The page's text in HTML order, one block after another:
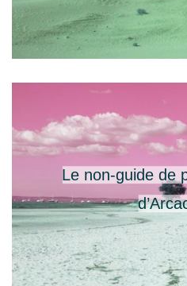
Le non-guide de